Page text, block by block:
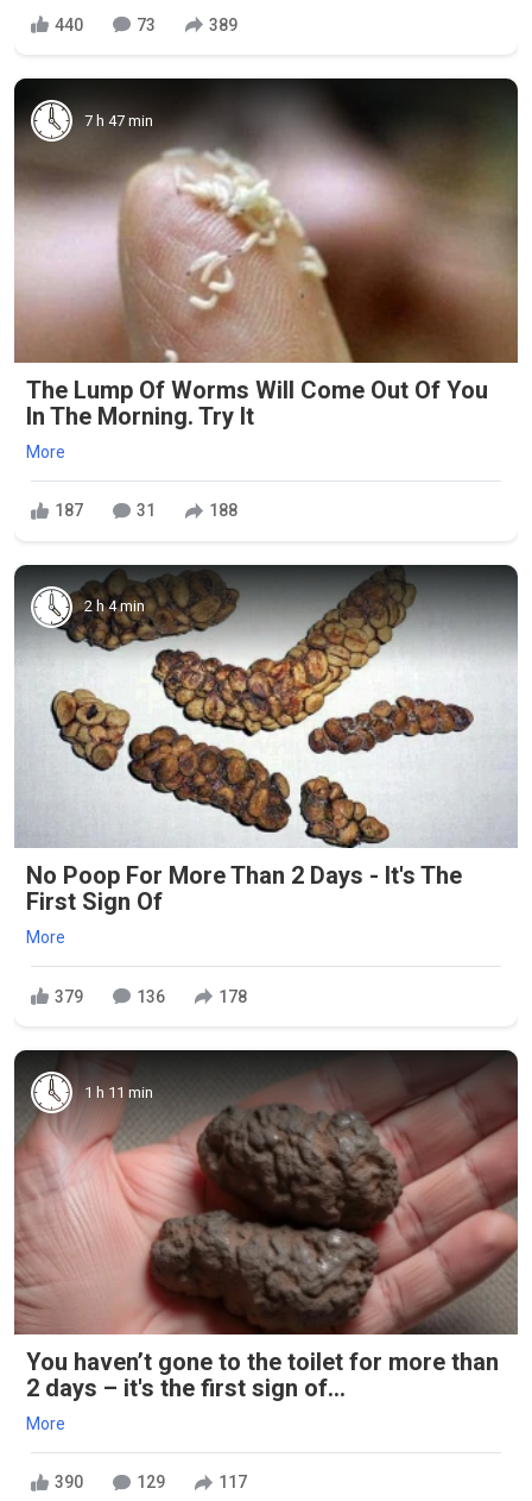
440 73 389
7 h 47 min
The Lump Of Worms Will Come Out Of You
In The Morning. Try It
More
187 31 188
2 h 4 min
No Poop For More Than 2 Days - It's The
First Sign Of
More
379 136 178
1 h 11 min
You haven’t gone to the toilet for more than
2 days – it's the first sign of...
More
390 129 117